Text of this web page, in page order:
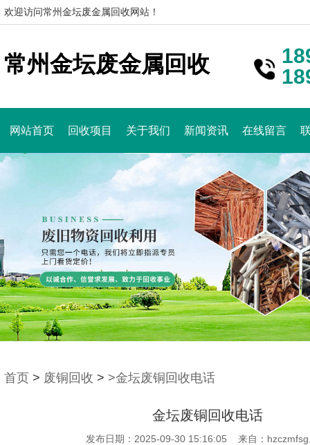
欢迎访问常州金坛废金属回收网站！
常州金坛废金属回收
网站首页 回收项目 关于我们 新闻资讯 在线留言
首页 > 废铜回收 > >金坛废铜回收电话
金坛废铜回收电话
发布日期：2025-09-30 15:16:05 来自：